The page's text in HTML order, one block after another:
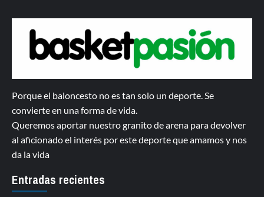
Porque el baloncesto no es tan solo un deporte. Se
convierte en una forma de vida.
Queremos aportar nuestro granito de arena para devolver
al aficionado el interés por este deporte que amamos y nos
da la vida
Entradas recientes